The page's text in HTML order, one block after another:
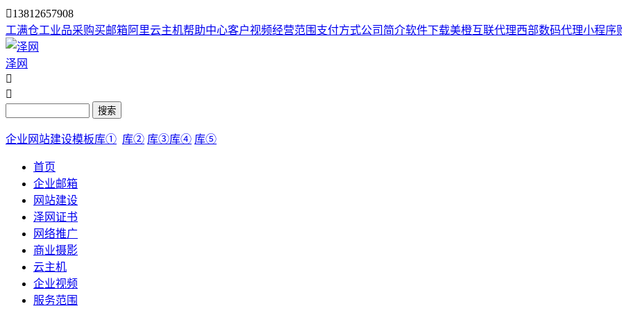
13812657908
工满仓工业品采购买邮箱阿里云主机帮助中心客户视频经营范围 支付方式公司简介软件下载美橙互联代理西部数码代理小程序
泽网


搜索
企业网站建设模板库① 库② 库③库④ 库⑤
首页
企业邮箱
网站建设
泽网证书
网络推广
商业摄影
云主机
企业视频
服务范围